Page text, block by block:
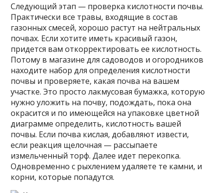
Следующий этап — проверка кислотности почвы.
Практически все травы, входящие в состав
газонных смесей, хорошо растут на нейтральных
почвах. Если хотите иметь красивый газон,
придется вам откорректировать ее кислотность.
Потому в магазине для садоводов и огородников
находите набор для определения кислотности
почвы и проверяете, какая почва на вашем
участке. Это просто лакмусовая бумажка, которую
нужно уложить на почву, подождать, пока она
окрасится и по имеющейся на упаковке цветной
диаграмме определить, кислотность вашей
почвы. Если почва кислая, добавляют извести,
если реакция щелочная — рассыпаете
измельченный торф. Далее идет перекопка.
Одновременно с рыхлением удаляете те камни, и
корни, которые попадутся.